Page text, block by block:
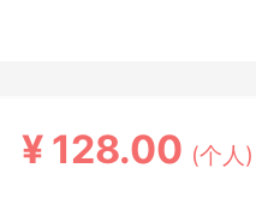
¥128.00 (个人)